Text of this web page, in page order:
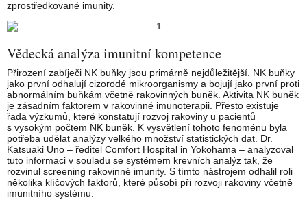
zprostředkované imunity.
Vědecká analýza imunitní kompetence
Přirození zabíječi NK buňky jsou primárně nejdůležitější. NK buňky
jako první odhalují cizorodé mikroorganismy a bojují jako první proti
abnormálním buňkám včetně rakovinných buněk. Aktivita NK buněk
je zásadním faktorem v rakovinné imunoterapii. Přesto existuje
řada výzkumů, které konstatují rozvoj rakoviny u pacientů
s vysokým počtem NK buněk. K vysvětlení tohoto fenoménu byla
potřeba udělat analýzy velkého množství statistických dat. Dr.
Katsuaki Uno – ředitel Comfort Hospital in Yokohama – analyzoval
tuto informaci v souladu se systémem krevních analýz tak, že
rozvinul screening rakovinné imunity. S tímto nástrojem odhalil roli
několika klíčových faktorů, které působí při rozvoji rakoviny včetně
imunitního systému.